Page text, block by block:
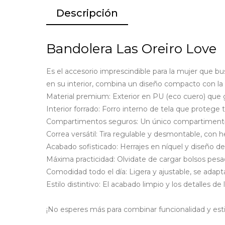
Descripción
Bandolera Las Oreiro Love
Es el accesorio imprescindible para la mujer que
en su interior, combina un diseño compacto con
Material premium: Exterior en PU (eco cuero) que
Interior forrado: Forro interno de tela que protege
Compartimentos seguros: Un único
Correa versátil: Tira regulable y desmontable, con
Acabado sofisticado: Herrajes en níquel y diseño
Máxima practicidad: Olvidate de cargar bolsos
Comodidad todo el día: Ligera y ajustable, se
Estilo distintivo: El acabado limpio y los detalles
¡No esperes más para combinar funcionalidad y